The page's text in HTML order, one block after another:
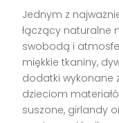
Jednym z
łączący naturalne
swobodą i
miękkie tkaniny,
dodatki wykonane
dzieciom
suszone, girlandy